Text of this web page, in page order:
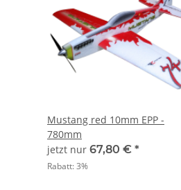
Mustang red 10mm EPP -
780mm
jetzt nur 67,80 € *
Rabatt:3%